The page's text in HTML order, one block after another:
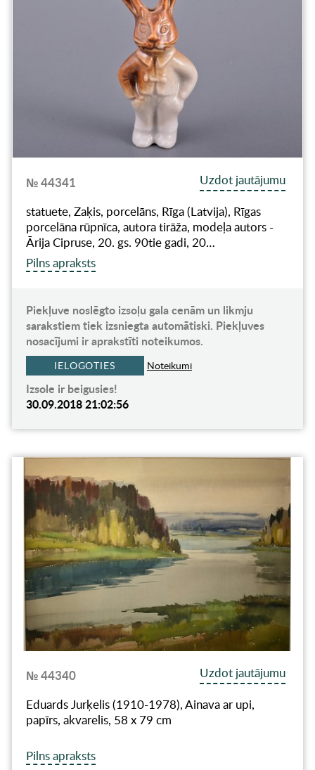
№ 44341
Uzdot jautājumu
statuete, Zaķis, porcelāns, Rīga (Latvija), Rīgas
porcelāna rūpnīca, autora tirāža, modeļa autors -
Ārija Cipruse, 20. gs. 90tie gadi, 20…
Pilns apraksts
Piekļuve noslēgto izsoļu gala cenām un likmju
sarakstiem tiek izsniegta automātiski. Piekļuves
nosacījumi ir aprakstīti noteikumos.
IELOGOTIES Noteikumi
Izsole ir beigusies!
30.09.2018 21:02:56
№ 44340
Uzdot jautājumu
Eduards Jurķelis (1910-1978), Ainava ar upi,
papīrs, akvarelis, 58 x 79 cm
Pilns apraksts